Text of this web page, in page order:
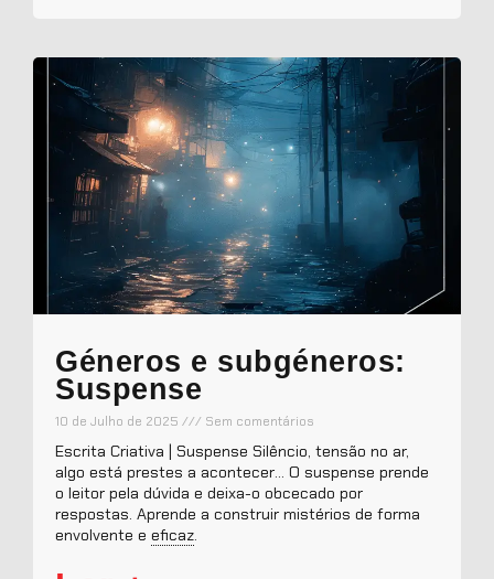
Géneros e subgéneros:
Suspense
10 de Julho de 2025 Sem comentários
Escrita Criativa | Suspense Silêncio, tensão no ar,
algo está prestes a acontecer… O suspense prende
o leitor pela dúvida e deixa-o obcecado por
respostas. Aprende a construir mistérios de forma
envolvente e eficaz.